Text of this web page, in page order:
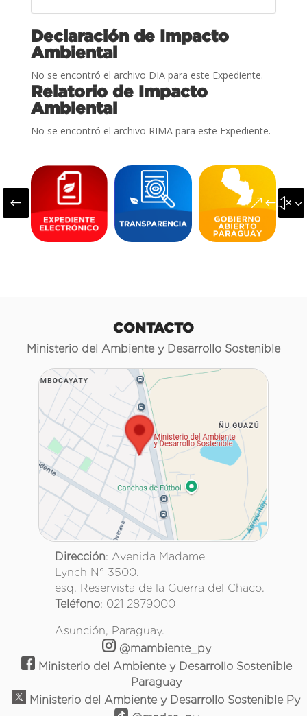
Declaración de Impacto
Ambiental
No se encontró el archivo DIA para este Expediente.
Relatorio de Impacto
Ambiental
No se encontró el archivo RIMA para este Expediente.
#
CONTACTO
Ministerio del Ambiente y Desarrollo Sostenible
Dirección: Avenida Madame
Lynch N° 3500.
esq. Reservista de la Guerra del Chaco.
Teléfono: 021 2879000
Asunción, Paraguay.
@mambiente_py
Ministerio del Ambiente y Desarrollo Sostenible
Paraguay
Ministerio del Ambiente y Desarrollo Sostenible Py